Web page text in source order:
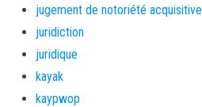
jugement de notoriété acquisitive
juridiction
juridique
kayak
kaypwop